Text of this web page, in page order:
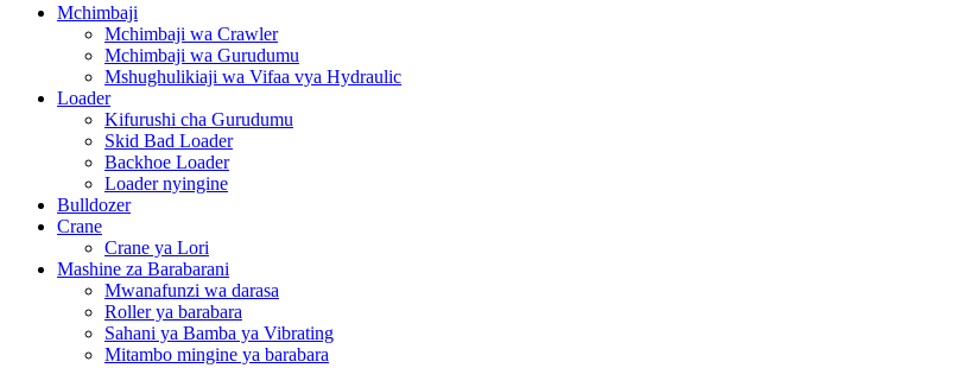
Mchimbaji
Mchimbaji wa Crawler
Mchimbaji wa Gurudumu
Mshughulikiaji wa Vifaa vya Hydraulic
Loader
Kifurushi cha Gurudumu
Skid Bad Loader
Backhoe Loader
Loader nyingine
Bulldozer
Crane
Crane ya Lori
Mashine za Barabarani
Mwanafunzi wa darasa
Roller ya barabara
Sahani ya Bamba ya Vibrating
Mitambo mingine ya barabara